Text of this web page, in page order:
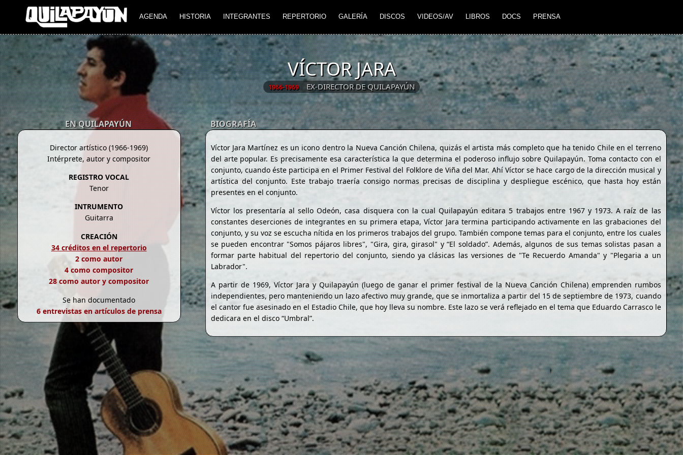
AGENDA HISTORIA INTEGRANTES REPERTORIO GALERÍA DISCOS VIDEOS/AV LIBROS DOCS PRENSA
VÍCTOR JARA
1966-1969 EX-DIRECTOR DE QUILAPAYÚN
EN QUILAPAYÚN
Director artístico (1966-1969)
Intérprete, autor y compositor
REGISTRO VOCAL
Tenor
INTRUMENTO
Guitarra
CREACIÓN
34 créditos en el repertorio
2 como autor
4 como compositor
28 como autor y compositor
Se han documentado
6 entrevistas en artículos de prensa
BIOGRAFÍA
Víctor Jara Martínez es un icono dentro la Nueva Canción Chilena, quizás el artista más completo que ha tenido Chile en el terreno
del arte popular. Es precisamente esa característica la que determina el poderoso influjo sobre Quilapayún. Toma contacto con el
conjunto, cuando éste participa en el Primer Festival del Folklore de Viña del Mar. Ahí Víctor se hace cargo de la dirección musical y
artística del conjunto. Este trabajo traería consigo normas precisas de disciplina y despliegue escénico, que hasta hoy están
presentes en el conjunto.
Víctor los presentaría al sello Odeón, casa disquera con la cual Quilapayún editara 5 trabajos entre 1967 y 1973. A raíz de las
constantes deserciones de integrantes en su primera etapa, Víctor Jara termina participando activamente en las grabaciones del
conjunto, y su voz se escucha nítida en los primeros trabajos del grupo. También compone temas para el conjunto, entre los cuales
se pueden encontrar "Somos pájaros libres", "Gira, gira, girasol" y “El soldado”. Además, algunos de sus temas solistas pasan a
formar parte habitual del repertorio del conjunto, siendo ya clásicas las versiones de "Te Recuerdo Amanda" y "Plegaria a un
Labrador".
A partir de 1969, Víctor Jara y Quilapayún (luego de ganar el primer festival de la Nueva Canción Chilena) emprenden rumbos
independientes, pero manteniendo un lazo afectivo muy grande, que se inmortaliza a partir del 15 de septiembre de 1973, cuando
el cantor fue asesinado en el Estadio Chile, que hoy lleva su nombre. Este lazo se verá reflejado en el tema que Eduardo Carrasco le
dedicara en el disco “Umbral”.